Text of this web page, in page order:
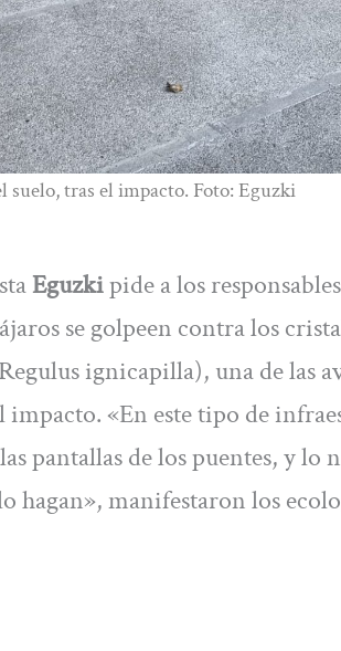
suelo, tras el impacto. Foto: Eguzki
Eguzkipide a los
se golpeen contra los
ignicapilla), una de las
«En este tipo de
pantallas de los puentes, y lo
hagan», manifestaron los